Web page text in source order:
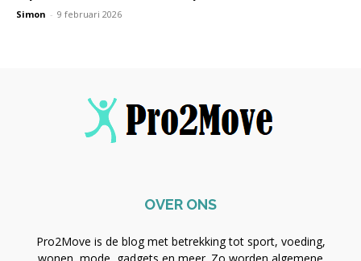
Simon - 9 februari 2026
OVER ONS
Pro2Move is de blog met betrekking tot sport, voeding,